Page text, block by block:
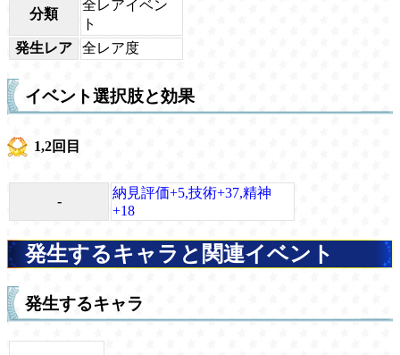
分類
全レアイベン
ト
発生レア
全レア度
イベント選択肢と効果
1,2回目
-
納見評価+5,技術+37,精神
+18
発生するキャラと関連イベント
発生するキャラ